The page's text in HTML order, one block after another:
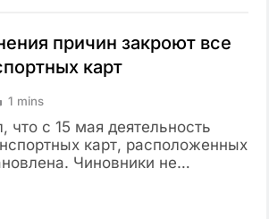
причин закроют все
карт
1 mins
что с 15 мая деятельность
карт, расположенных
Чиновники не…